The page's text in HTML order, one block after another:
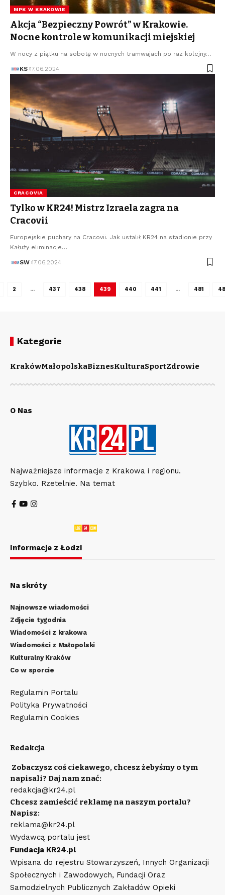
MPK W KRAKOWIE
Akcja “Bezpieczny Powrót” w Krakowie.
Nocne kontrole w komunikacji miejskiej
W nocy z piątku na sobotę w nocnych tramwajach po raz kolejny…
KS 17.06.2024
CRACOVIA
Tylko w KR24! Mistrz Izraela zagra na
Cracovii
Europejskie puchary na Cracovii. Jak ustalił KR24 na stadionie przy
Kałuży eliminacje…
SW 17.06.2024
2 … 437 438 439 440 441 … 481
Kategorie
KrakówMałopolskaBiznesKulturaSportZdrowie
O Nas
Najważniejsze informacje z Krakowa i regionu.
Szybko. Rzetelnie. Na temat
Informacje z Łodzi
Na skróty
Najnowsze wiadomości
Zdjęcie tygodnia
Wiadomości z krakowa
Wiadomości z Małopolski
Kulturalny Kraków
Co w sporcie
Regulamin Portalu
Polityka Prywatności
Regulamin Cookies
Redakcja
Zobaczysz coś ciekawego, chcesz żebyśmy o tym
napisali? Daj nam znać:
redakcja@kr24.pl
Chcesz zamieścić reklamę na naszym portalu?
Napisz:
reklama@kr24.pl
Wydawcą portalu jest
Fundacja KR24.pl
Wpisana do rejestru Stowarzyszeń, Innych Organizacji
Społecznych i Zawodowych, Fundacji Oraz
Samodzielnych Publicznych Zakładów Opieki